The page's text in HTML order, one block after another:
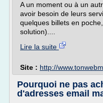
A un moment ou à un
avoir besoin de leurs
quelques billets en
solution)....
Lire la suite
Site : http://
Pourquoi ne pas
d'adresses email